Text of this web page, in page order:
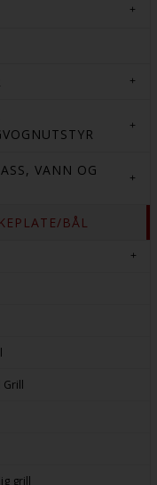
VANN OG
BÅL
Grill
grill